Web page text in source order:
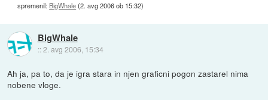
spremenil: BigWhale(2. avg 2006 ob 15:32)
BigWhale
::2. avg 2006, 15:34
Ah ja, pa to, da je igra stara in njen graficni pogon zastarel nima
nobene vloge.